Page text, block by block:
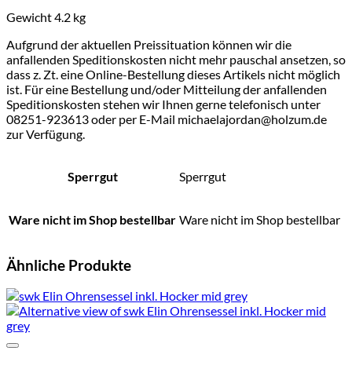
Gewicht 4.2 kg
Aufgrund der aktuellen Preissituation können wir die
anfallenden Speditionskosten nicht mehr pauschal ansetzen, so
dass z. Zt. eine Online-Bestellung dieses Artikels nicht möglich
ist. Für eine Bestellung und/oder Mitteilung der anfallenden
Speditionskosten stehen wir Ihnen gerne telefonisch unter
08251-923613 oder per E-Mail michaelajordan@holzum.de
zur Verfügung.
Sperrgut Sperrgut
Ware nicht im Shop bestellbar Ware nicht im Shop bestellbar
Ähnliche Produkte